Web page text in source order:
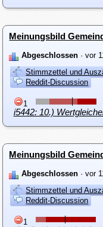
Meinungsbild
Abgeschlossen · vor
Stimmzettel und
Reddit-Discussion
1
i5442: 10.)
Meinungsbild
Abgeschlossen · vor
Stimmzettel und
Reddit-Discussion
1